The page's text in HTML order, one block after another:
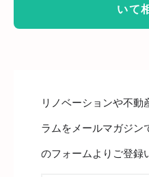
いて
リノベーションや不動
ラムをメールマガジン
のフォームよりご登録